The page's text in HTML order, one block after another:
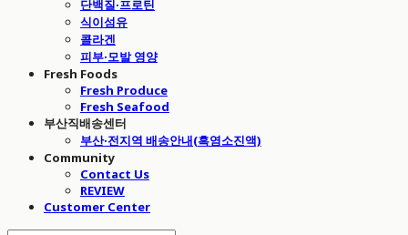
단백질·프로틴
식이섬유
콜라겐
피부·모발 영양
Fresh Foods
Fresh Produce
Fresh Seafood
부산직배송센터
부산·전지역 배송안내(흑염소진액)
Community
Contact Us
REVIEW
Customer Center